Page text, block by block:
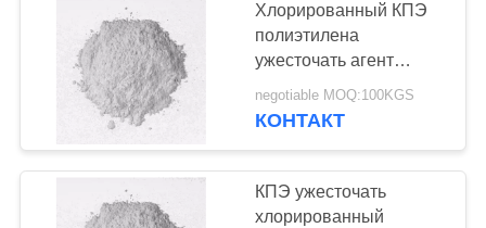
КАРТА
САЙТА
PRIVACY
POLICY
Соединения для
установки на ПВХ
Хлорированный КПЭ
полиэтилена
ужесточать агент
КПЭ-135А для штуцера
трубы ПВК
negotiable MOQ:100KGS
КОНТАКТ
КПЭ ужесточать
хлорированный